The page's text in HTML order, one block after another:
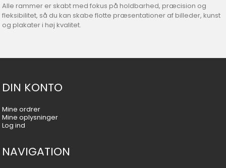
Alle rammer er skabt med fokus på holdbarhed, præcision og
fleksibilitet, så du kan skabe flotte præsentationer af billeder, kunst
og plakater i høj kvalitet.
DIN KONTO
Mine ordrer
Mine oplysninger
Log ind
NAVIGATION